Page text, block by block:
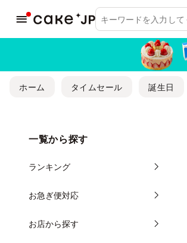
ホーム タイムセール 誕生日
一覧から探す
ランキング
お急ぎ便対応
お店から探す